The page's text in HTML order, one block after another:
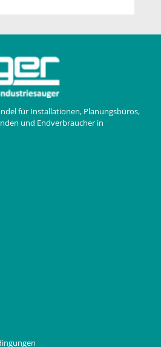
für Installationen, Planungsbüros,
und Endverbraucher in